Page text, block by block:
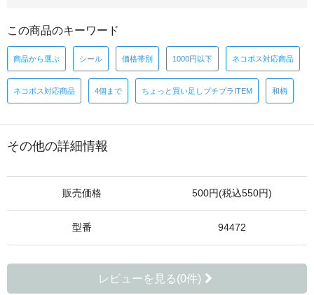
この商品のキーワード
商品から選ぶ シール 価格帯別 1000円以下 ネコポス対応商品
ネコポス対応商品 4個まで ちょっと買い足しプチプラITEM 和柄
その他の詳細情報
販売価格 500円(税込550円)
型番 94472
レビューを見る(0件)